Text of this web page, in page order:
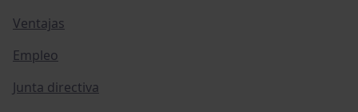
Ventajas
Empleo
Junta directiva